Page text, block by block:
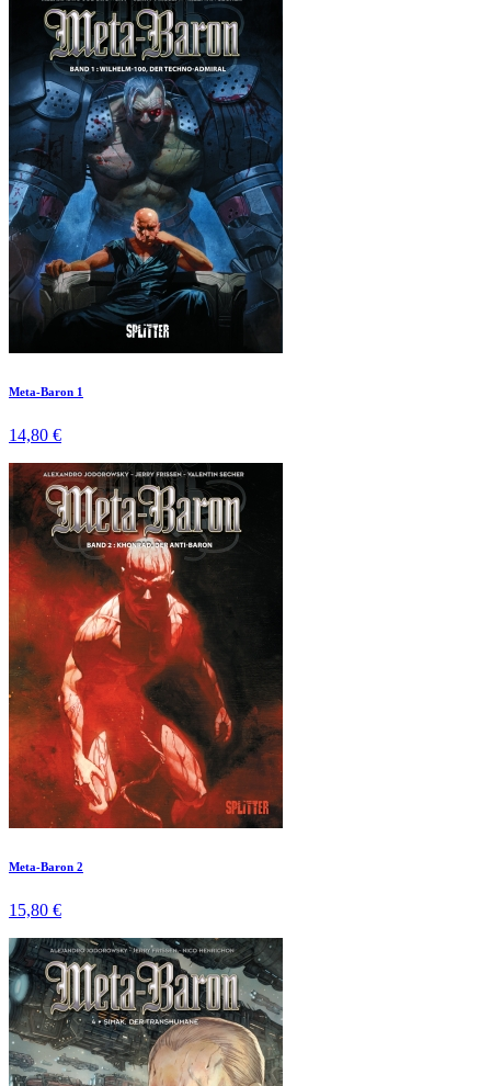
Meta-Baron 1
14,80 €
Meta-Baron 2
15,80 €